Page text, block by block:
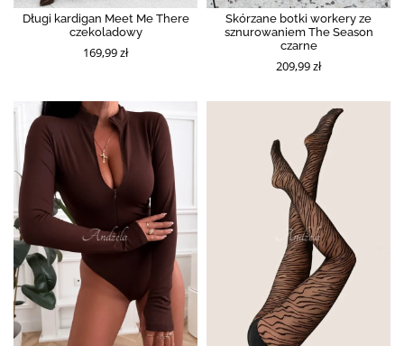
Długi kardigan Meet Me There
czekoladowy
169,99 zł
Skórzane botki workery ze
sznurowaniem The Season
czarne
209,99 zł